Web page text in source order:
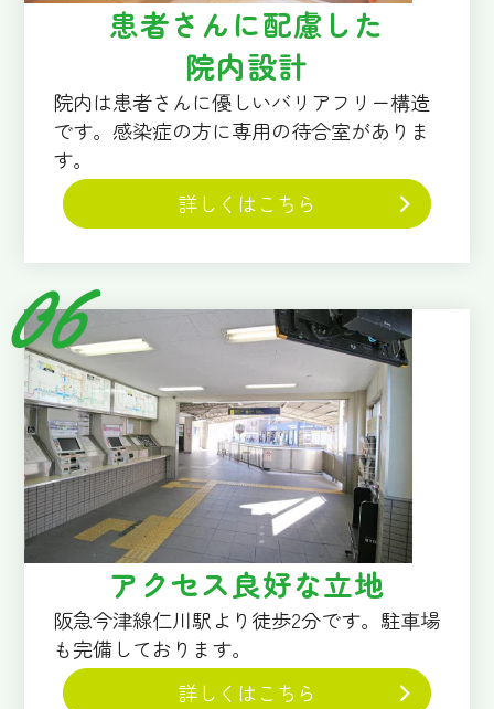
患者さんに配慮した
院内設計
院内は患者さんに優しいバリアフリー構造
です。感染症の方に専用の待合室がありま
す。
詳しくはこちら
アクセス良好な立地
阪急今津線仁川駅より徒歩2分です。駐車場
も完備しております。
詳しくはこちら